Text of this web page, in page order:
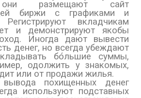
они размещают сайт
биржи с графиками и
вкладчикам
и демонстрируют якобы
Иногда дают вывести
денег, но всегда убеждают
бо́льшие суммы,
одолжить у знакомых,
или от продажи жилья.
похищенных денег
используют подставных